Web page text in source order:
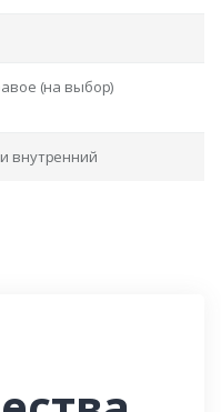
(на выбор)
внутренний